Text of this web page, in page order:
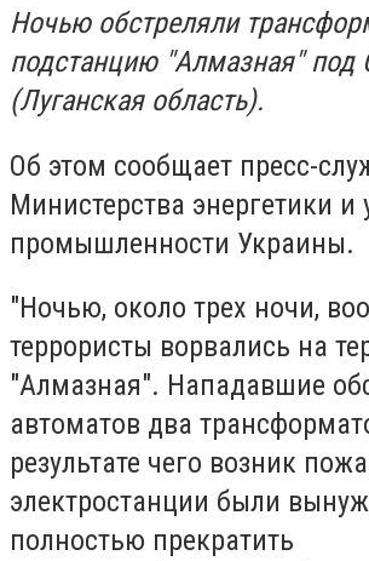
Ночью обстреляли
подстанцию "Алмазная" под
(Луганская область).
Об этом сообщает пресс-
Министерства энергетики и
промышленности Украины.
"Ночью, около трех ночи,
террористы ворвались на
"Алмазная". Нападавшие
автоматов два
результате чего возник
электростанции были
полностью прекратить